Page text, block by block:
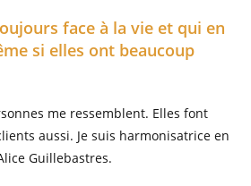
face à la vie et qui en
si elles ont beaucoup
me ressemblent. Elles font
aussi. Je suis harmonisatrice en
Guillebastres.